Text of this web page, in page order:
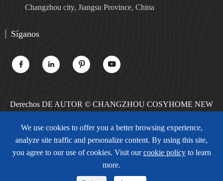
Changzhou city, Jiangsu Province, China
Síganos
   
Derechos DE AUTOR © CHANGZHOU COSYHOME NEW
reservados.
Sitemap
Política de privacidad
We use cookies to offer you a better browsing experience,
analyze site traffic and personalize content. By using this site,
you agree to our use of cookies. Visit ourcookie policyto learn
more.